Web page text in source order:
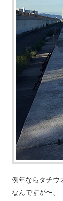
例年ならタチウ
なんですが〜、